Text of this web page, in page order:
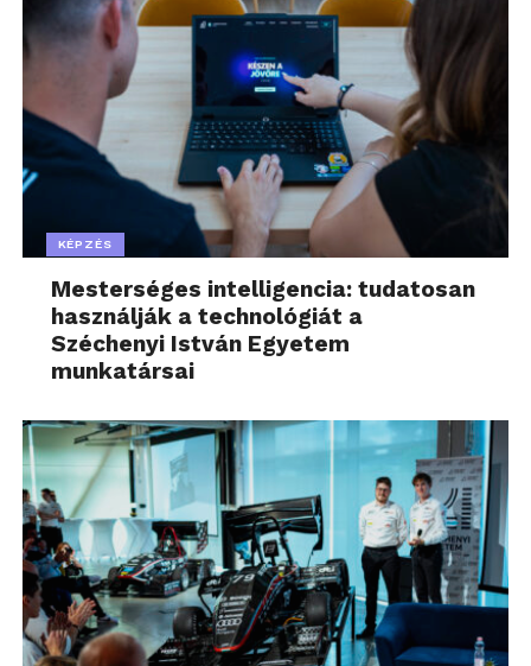
KÉPZÉS
Mesterséges intelligencia: tudatosan
használják a technológiát a
Széchenyi István Egyetem
munkatársai